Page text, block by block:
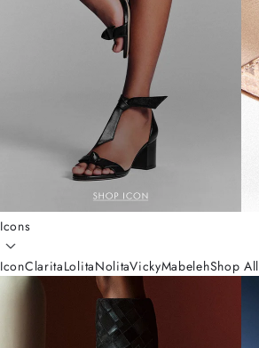
Icons
IconClaritaLolitaNolitaVickyMabelehShop All